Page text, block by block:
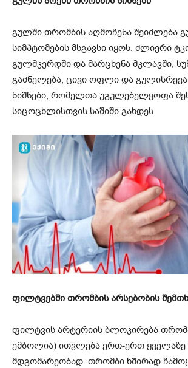
გულში თრომბის აღმოჩენა შეიძლება
სიმპტომების მსგავსი იყოს. ძლიერი
გულმკერდში და მარცხენა მკლავში,
გაძნელება, ცივი ოფლი და
ნიშნები, რომელთა უგულებელყოფა
სიცოცხლისთვის საშიში გახდეს.
ფილტვებში თრომბის არსებობის
ფილტვის არტერიის ბლოკირება
ემბოლია) ითვლება ერთ-ერთ ყველაზე
მდგომარეობად. თრომბი ხშირად